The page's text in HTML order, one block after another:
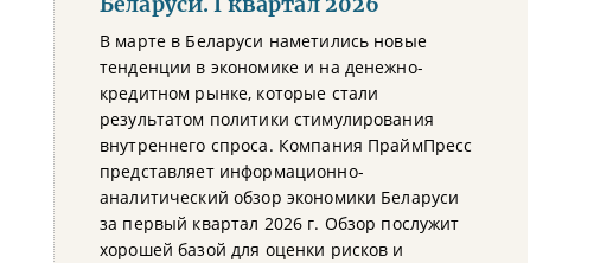
В марте в Беларуси наметились новые
тенденции в экономике и на денежно-
кредитном рынке, которые стали
результатом политики стимулирования
внутреннего спроса. Компания ПраймПресс
представляет информационно-
аналитический обзор экономики Беларуси
за первый квартал 2026 г. Обзор послужит
хорошей базой для оценки рисков и